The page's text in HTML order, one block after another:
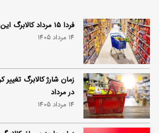
فردا ۱۵ مرداد کالابرگ این افراد واریز می‌شود
14 مرداد 1405
زمان شارژ کالابرگ تغییر
در مرداد
14 مرداد 1405